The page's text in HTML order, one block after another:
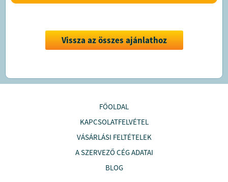
Vissza az összes ajánlathoz
FŐOLDAL
KAPCSOLATFELVÉTEL
VÁSÁRLÁSI FELTÉTELEK
A SZERVEZŐ CÉG ADATAI
BLOG